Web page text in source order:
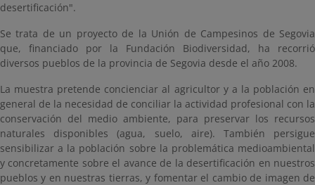
desertificación".
Se trata de un proyecto de la Unión de Campesinos de Segovia
que, financiado por la Fundación Biodiversidad, ha recorrió
diversos pueblos de la provincia de Segovia desde el año 2008.
La muestra pretende concienciar al agricultor y a la población en
general de la necesidad de conciliar la actividad profesional con la
conservación del medio ambiente, para preservar los recursos
naturales disponibles (agua, suelo, aire). También persigue
sensibilizar a la población sobre la problemática medioambiental
y concretamente sobre el avance de la desertificación en nuestros
pueblos y en nuestras tierras, y fomentar el cambio de imagen de